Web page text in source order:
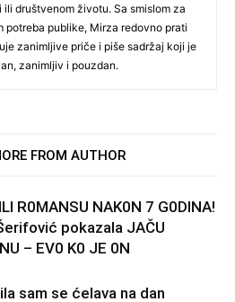
društvenom životu. Sa smislom za
potreba publike, Mirza redovno prati
zanimljive priče i piše sadržaj koji je
zanimljiv i pouzdan.
FROM AUTHOR
R0MANSU NAK0N 7 G0DlNA!
pokazala JAČU
– EV0 K0 JE 0N
sam se ćelava na dan